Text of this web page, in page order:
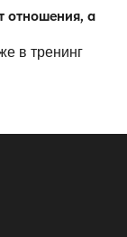
отношения, а
в тренинг